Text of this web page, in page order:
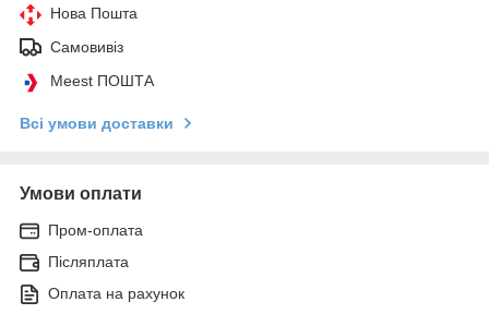
Нова Пошта
Самовивіз
Meest ПОШТА
Всі умови доставки
Умови оплати
Пром-оплата
Післяплата
Оплата на рахунок